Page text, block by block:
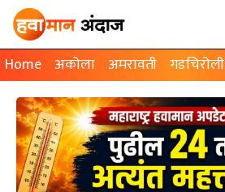
Home अकोला अमरावती गडचिरोली